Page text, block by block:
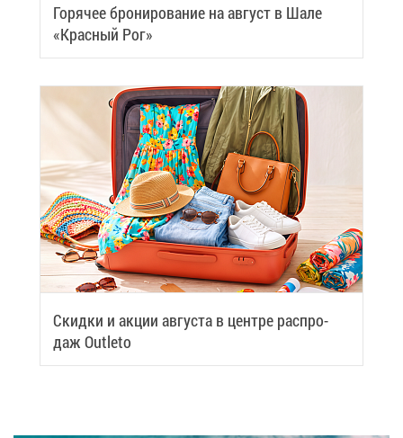
Го­ря­чее бро­ни­ро­ва­ние на ав­густ в Ша­ле
«Крас­ный Рог»
Скид­ки и ак­ции ав­гу­ста в цен­тре рас­про­
даж Outleto